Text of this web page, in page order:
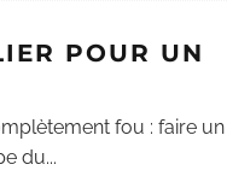
POUR UN
fou : faire un
du...